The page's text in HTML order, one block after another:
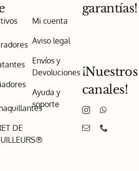
DE
Mi cuenta
Aviso legal
Envíos y
Devoluciones
Ayuda y
soporte
garantías!
¡Nuestros
canales!